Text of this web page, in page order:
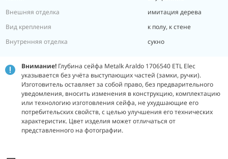
Внешняя отделка
имитация дерева
Вид крепления
к полу, к стене
Внутренняя отделка
сукно
Внимание! Глубина сейфа Metalk Araldo 1706540 ETL Elec
указывается без учёта выступающих частей (замки, ручки).
Изготовитель оставляет за собой право, без предварительного
уведомления, вносить изменения в конструкцию, комплектацию
или технологию изготовления сейфа, не ухудшающие его
потребительских свойств, с целью улучшения его технических
характеристик. Цвет изделия может отличаться от
представленного на фотографии.